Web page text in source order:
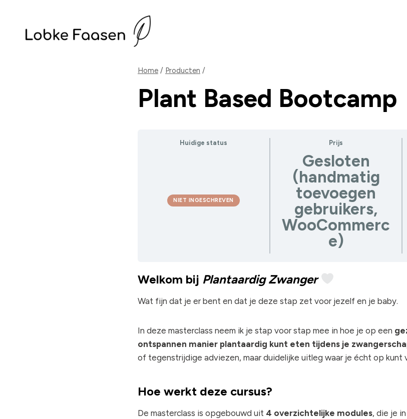
Home / Producten /
Plant Based Bootcamp
Huidige status
NIET INGESCHREVEN
Prijs
Gesloten
(handmatig
toevoegen
gebruikers,
WooCommerc
e)
Welkom bij Plantaardig Zwanger
Wat fijn dat je er bent en dat je deze stap zet voor jezelf en je baby.
In deze masterclass neem ik je stap voor stap mee in hoe je op een
ontspannen manier plantaardig kunt eten tijdens je
of tegenstrijdige adviezen, maar duidelijke uitleg waar je écht op kunt
Hoe werkt deze cursus?
De masterclass is opgebouwd uit 4 overzichtelijke modules, die je